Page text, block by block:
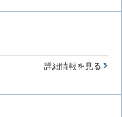
詳細情報を見る